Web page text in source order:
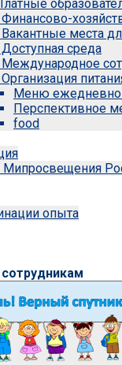
Финансово-
Вакантные места
Доступная среда
Международное
Организация
Меню
Перспективное
food
Мипросвещения
опыта